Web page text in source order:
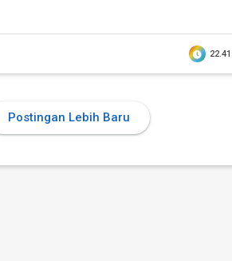
22.41
Postingan Lebih Baru